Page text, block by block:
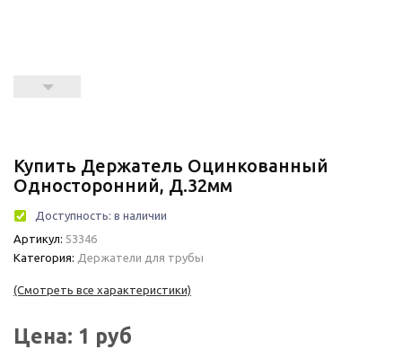
Купить Держатель Оцинкованный
Односторонний, Д.32мм
Доступность: в наличии
Артикул: 53346
Категория: Держатели для трубы
(Смотреть все характеристики)
Цена: 1 руб